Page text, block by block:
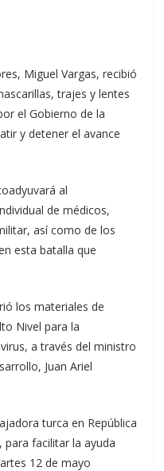
Miguel Vargas, recibió
trajes y lentes
el Gobierno de la
y detener el avance
al
de médicos,
así como de los
esta batalla que
los materiales de
Nivel para la
a través del ministro
Juan Ariel
turca en República
para facilitar la ayuda
12 de mayo